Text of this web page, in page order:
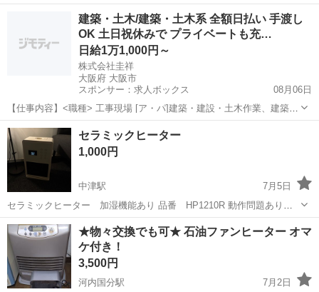
中古品なので細かな傷が気になる方はご遠慮下さい。
大阪市 野江内代駅 季節、空調家電
建築・土木/建築・土木系 全額日払い 手渡し
OK 土日祝休みで プライベートも充…
日給1万1,000円～
株式会社圭祥
大阪府 大阪市
スポンサー：求人ボックス
08月06日
【仕事内容】<職種> 工事現場 [ア・パ]建築・建設・土木作業、建築・
土木その他 <雇用形態> アルバイト・パート <給与> [ア・パ]日給
11,000円～ [1]コンクリート打設工 [2]土工 [3]とび工 [4]とび手元 1万...
アルバイト・パート
セラミックヒーター
1,000円
中津駅
7月5日
セラミックヒーター 加湿機能あり 品番 HP1210R 動作問題ありま
せん。 引き取り限定でお願いします。 原価 10,000円
大阪 大阪市 中津駅 季節、空調家電 セラミック
★物々交換でも可★ 石油ファンヒーター オマ
ケ付き！
3,500円
河内国分駅
7月2日